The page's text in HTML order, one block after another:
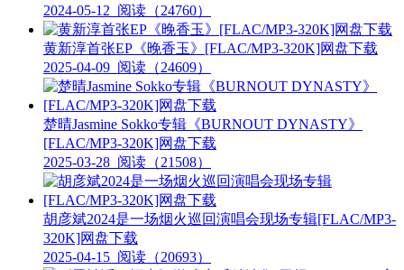
2024-05-12 阅读（24760）
黄新淳首张EP《晚香玉》[FLAC/MP3-320K]网盘下载
2025-04-09 阅读（24609）
楚晴Jasmine Sokko专辑《BURNOUT DYNASTY》
[FLAC/MP3-320K]网盘下载
2025-03-28 阅读（21508）
胡彦斌2024是一场烟火巡回演唱会现场专辑[FLAC/MP3-
320K]网盘下载
2025-04-15 阅读（20693）